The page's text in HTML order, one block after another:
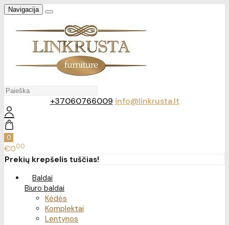
Navigacija
+37060766009 info@linkrusta.lt
0
€000
Prekių krepšelis tuščias!
Baldai
Biuro baldai
Kėdės
Komplektai
Lentynos